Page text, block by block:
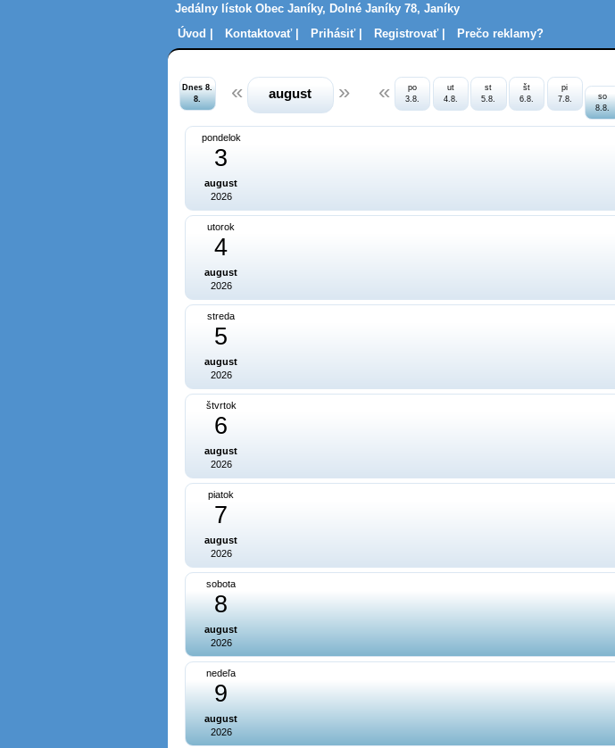
Jedálny lístok Obec Janíky, Dolné Janíky 78, Janíky
Úvod |
Kontaktovať | Prihásiť | Registrovať | Prečo reklamy?
Dnes 8.
8.
august
po
3.8.
ut
4.8.
st
5.8.
št
6.8.
pi
7.8.
so
8.8.
pondelok
3
august
2026
utorok
4
august
2026
streda
5
august
2026
štvrtok
6
august
2026
piatok
7
august
2026
sobota
8
august
2026
nedeľa
9
august
2026